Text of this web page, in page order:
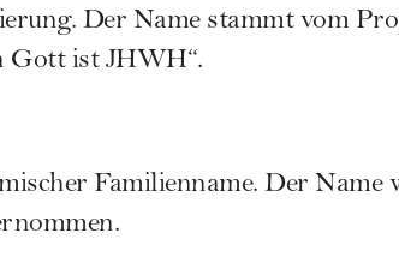
Der Name stammt vom
Gott ist JHWH“.
Familienname. Der Name